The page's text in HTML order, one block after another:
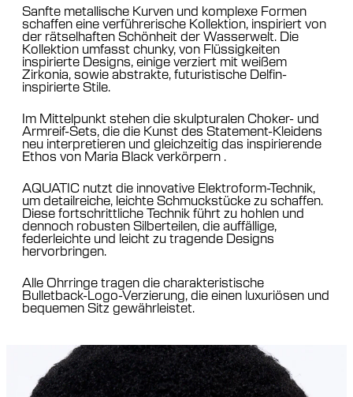
Sanfte metallische Kurven und komplexe Formen
schaffen eine verführerische Kollektion, inspiriert von
der rätselhaften Schönheit der Wasserwelt. Die
Kollektion umfasst chunky, von Flüssigkeiten
inspirierte Designs, einige verziert mit weißem
Zirkonia, sowie abstrakte, futuristische Delfin-
inspirierte Stile.
Im Mittelpunkt stehen die skulpturalen Choker- und
Armreif-Sets, die die Kunst des Statement-Kleidens
neu interpretieren und gleichzeitig das inspirierende
Ethos von Maria Black verkörpern .
AQUATIC nutzt die innovative Elektroform-Technik,
um detailreiche, leichte Schmuckstücke zu schaffen.
Diese fortschrittliche Technik führt zu hohlen und
dennoch robusten Silberteilen, die auffällige,
federleichte und leicht zu tragende Designs
hervorbringen.
Alle Ohrringe tragen die charakteristische
Bulletback-Logo-Verzierung, die einen luxuriösen und
bequemen Sitz gewährleistet.